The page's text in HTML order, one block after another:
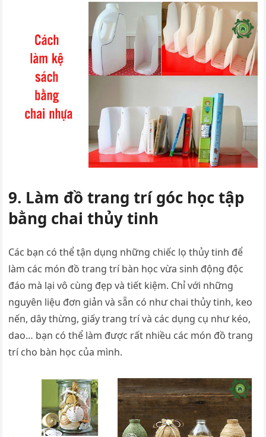
9. Làm đồ trang trí góc học tập
bằng chai thủy tinh
Các bạn có thể tận dụng những chiếc lọ thủy tinh để
làm các món đồ trang trí bàn học vừa sinh động độc
đáo mà lại vô cùng đẹp và tiết kiệm. Chỉ với những
nguyên liệu đơn giản và sẵn có như chai thủy tinh, keo
nến, dây thừng, giấy trang trí và các dụng cụ như kéo,
dao… bạn có thể làm được rất nhiều các món đồ trang
trí cho bàn học của mình.